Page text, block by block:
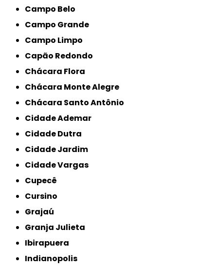
Campo Belo
Campo Grande
Campo Limpo
Capão Redondo
Chácara Flora
Chácara Monte Alegre
Chácara Santo Antônio
Cidade Ademar
Cidade Dutra
Cidade Jardim
Cidade Vargas
Cupecê
Cursino
Grajaú
Granja Julieta
Ibirapuera
Indianopolis